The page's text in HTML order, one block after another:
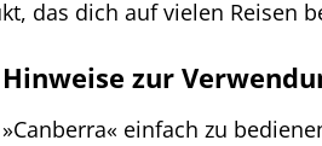
das dich auf vielen Reisen
zur
einfach zu